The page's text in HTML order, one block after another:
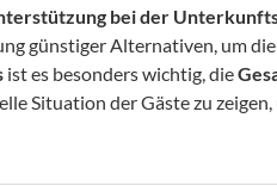
bei der
günstiger Alternativen, um
ist es besonders wichtig, die
Situation der Gäste zu zeigen,